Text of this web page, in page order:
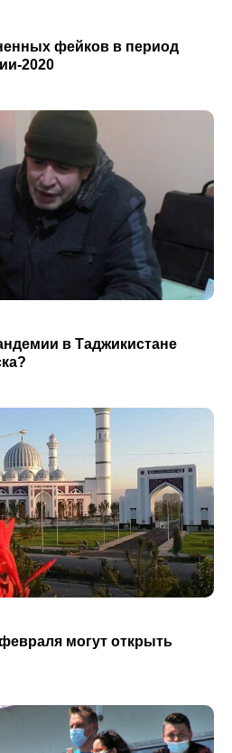
фейков в период
2020
в Таджикистане
могут открыть